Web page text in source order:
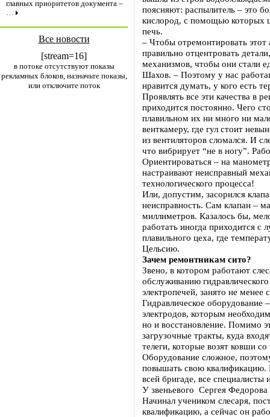
главных приоритетов документа –
…
Все новости
[stream=16]
в потоке отсутствуют показы
рекламных блоков, назначьте показы,
или отключите поток
поясняют: распылитель – это
кислород, с помощью которых
печь.
– Чтобы отремонтировать этот
правильно отцентровать
механизмов, чтобы они стали
Шахов. – Поэтому у нас
нравится думать, у кого есть
Проявлять все эти качества в
приходится постоянно. Чего
плавильном их ни много ни
венткамеру, где гул стоит
из вентиляторов сломался. И
что вибрирует “не в ногу”.
Ориентироваться – на
настраивают неисправный
технологического процесса!
Или, допустим, засорился
неисправность. Сам клапан –
миллиметров. Казалось бы,
работать иногда приходится с
плавильного цеха, где
Цельсию.
Зачем ремонтникам сито?
Звено, в котором работают
обслуживанию
электропечей, занято не
Гидравлическое
электродов, которым
но и восстановление. Помимо
загрузочные тракты, куда
телеги, которые возят ковши
Оборудование сложное,
повышать свою квалификацию.
всей бригаде, все
У звеньевого Сергея
Начинал учеником слесаря,
квалификацию, а сейчас он